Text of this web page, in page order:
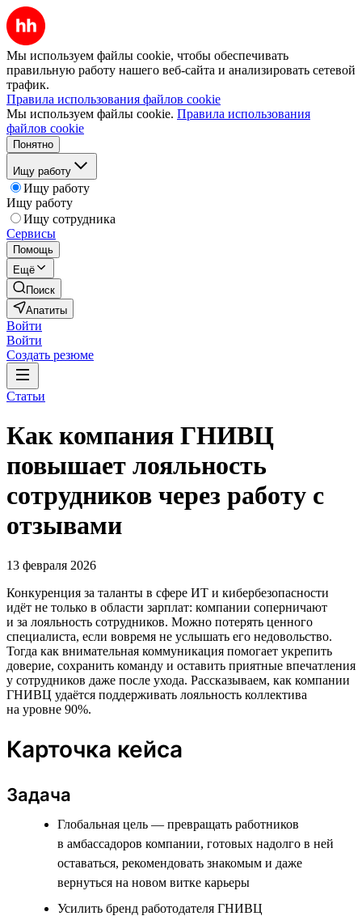
Мы используем файлы cookie, чтобы обеспечивать
правильную работу нашего веб-сайта и анализировать сетевой
трафик.
Правила использования файлов cookie
Мы используем файлы cookie. Правила использования
файлов cookie
Понятно
Ищу работу
Ищу работу
Ищу работу
Ищу сотрудника
Сервисы
Помощь
Ещё
Поиск
Апатиты
Войти
Войти
Создать резюме
Статьи
Как компания ГНИВЦ
повышает лояльность
сотрудников через работу с
отзывами
13 февраля 2026
Конкуренция за таланты в сфере ИТ и кибербезопасности
идёт не только в области зарплат: компании соперничают
и за лояльность сотрудников. Можно потерять ценного
специалиста, если вовремя не услышать его недовольство.
Тогда как внимательная коммуникация помогает укрепить
доверие, сохранить команду и оставить приятные впечатления
у сотрудников даже после ухода. Рассказываем, как компании
ГНИВЦ удаётся поддерживать лояльность коллектива
на уровне 90%.
Карточка кейса
Задача
Глобальная цель — превращать работников
в амбассадоров компании, готовых надолго в ней
оставаться, рекомендовать знакомым и даже
вернуться на новом витке карьеры
Усилить бренд работодателя ГНИВЦ